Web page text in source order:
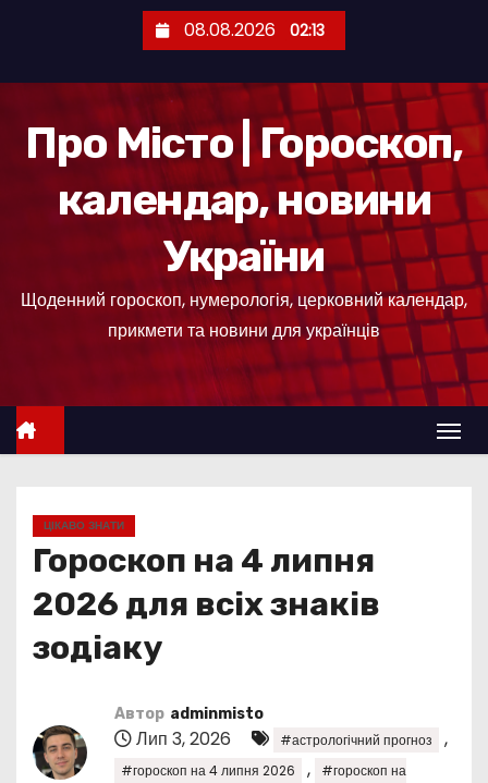
е
08.08.2026 02:13
Про Місто | Гороскоп,
календар, новини
України
Щоденний гороскоп, нумерологія, церковний календар,
прикмети та новини для українців
ЦІКАВО ЗНАТИ
Гороскоп на 4 липня
2026 для всіх знаків
зодіаку
Автор adminmisto
Лип 3, 2026 #астрологічний прогноз ,
#гороскоп на 4 липня 2026 ,
#гороскоп на